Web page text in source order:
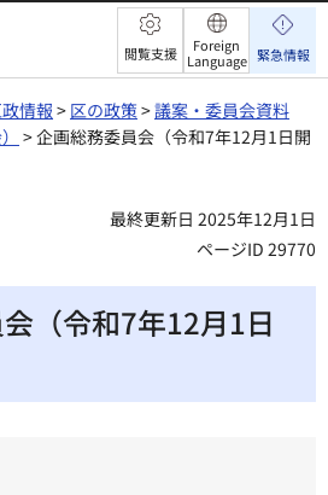
閲覧支援
Foreign
Language 緊急情報
情報 > 区の政策>議案・委員会資料
> 企画総務委員会（令和7年12月1日開
最終更新日 2025年12月1日
ページID 29770
（令和7年12月1日